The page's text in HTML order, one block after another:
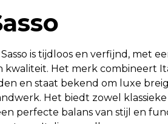
is tijdloos en verfijnd, met
kwaliteit. Het merk combineert
en staat bekend om luxe
Het biedt zowel klassieke
perfecte balans van stijl en